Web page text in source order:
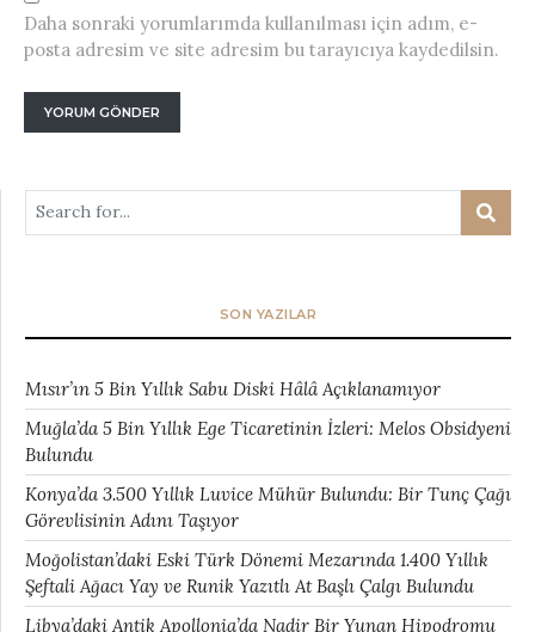
Daha sonraki yorumlarımda kullanılması için adım, e-
posta adresim ve site adresim bu tarayıcıya kaydedilsin.
SON YAZILAR
Mısır’ın 5 Bin Yıllık Sabu Diski Hâlâ Açıklanamıyor
Muğla’da 5 Bin Yıllık Ege Ticaretinin İzleri: Melos Obsidyeni
Bulundu
Konya’da 3.500 Yıllık Luvice Mühür Bulundu: Bir Tunç Çağı
Görevlisinin Adını Taşıyor
Moğolistan’daki Eski Türk Dönemi Mezarında 1.400 Yıllık
Şeftali Ağacı Yay ve Runik Yazıtlı At Başlı Çalgı Bulundu
Libya’daki Antik Apollonia’da Nadir Bir Yunan Hipodromu